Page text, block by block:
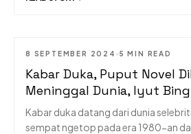
MUSIC
8 SEPTEMBER 2024 5 MIN READ
Kabar Duka, Puput Novel
Meninggal Dunia, Iyut Bing
Ita Purnamasari Berduka
Kabar duka datang dari dunia
sempat ngetop pada era 1980-an